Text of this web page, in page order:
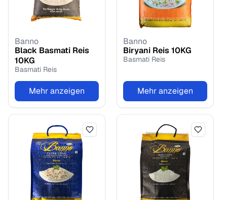
Banno
Black Basmati Reis
10KG
Basmati Reis
Mehr anzeigen
Banno
Biryani Reis10KG
Basmati Reis
Mehr anzeigen